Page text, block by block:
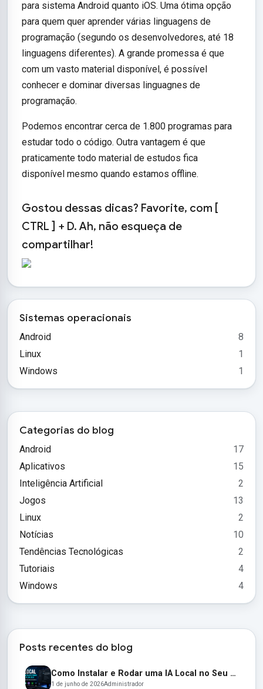
Sistemas operacionais
Android
8
Linux
1
Windows
1
Categorias do blog
Android
17
Aplicativos
15
Inteligência Artificial
2
Jogos
13
Linux
2
Notícias
10
Tendências Tecnológicas
2
Tutoriais
4
Windows
4
para sistema Android quanto iOS. Uma ótima opção
para quem quer aprender várias linguagens de
programação (segundo os desenvolvedores, até 18
linguagens diferentes). A grande promessa é que
com um vasto material disponível, é possível
conhecer e dominar diversas linguagnes de
programação.
Podemos encontrar cerca de 1.800 programas para
estudar todo o código. Outra vantagem é que
praticamente todo material de estudos fica
disponível mesmo quando estamos offline.
Gostou dessas dicas? Favorite, com [
CTRL ] + D. Ah, não esqueça de
compartilhar!
Posts recentes do blog
Como Instalar e Rodar uma IA Local no Seu PC em 2026 (Guia Completo para Iniciantes)
1 de junho de 2026Administrador